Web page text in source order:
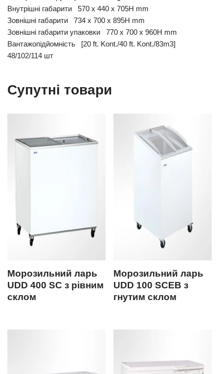
Внутрішні габарити 570 x 440 x 705H mm
Зовнішні габарити 734 x 700 x 895H mm
Зовнішні габарити упаковки 770 x 700 x 960H mm
Вантажопідйомність [20 ft. Kont./40 ft. Kont./83m3]
48/102/114 шт
Супутні товари
Морозильний ларь
UDD 400 SC з рівним
склом
Морозильний ларь
UDD 100 SCEB з
гнутим склом